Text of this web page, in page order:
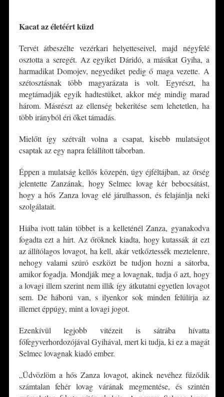
Kacat az életéért küzd
Tervét átbeszélte vezérkari helyetteseivel, majd négyfelé
osztotta a seregét. Az egyiket Dáridó, a másikat Gyiha, a
harmadikat Domojev, negyediket pedig ő maga vezette. A
szétosztásnak több magyarázata is volt. Egyrészt, ha
megtámadják egyik hadtestüket, akkor még mindig marad
három. Másrészt az ellenség bekerítése sem lehetetlen, ha
több irányból éri őket támadás.
Mielőtt így szétvált volna a csapat, kisebb mulatságot
csaptak az egy napra felállított táborban.
Éppen a mulatság kellős közepén, úgy éjféltájban, az őrség
jelentette Zanzának, hogy Selmec lovag kér bebocsátást,
hogy a hős Zanza lovag elé járulhasson, és felajánlja neki
szolgálatait.
Hiába ivott talán többet is a kelleténél Zanza, gyanakodva
fogadta ezt a hírt. Az őröknek kiadta, hogy kutassák át ezt
az állítólagos lovagot, ha kell, akár vetkőztessék meztelenre,
nehogy valami szúró eszközt be tudjon hozni a sátorba,
amikor fogadja. Mondják meg a lovagnak, tudja ő azt, hogy
a lovagi illem szerint nem illik így átkutatni egyetlen lovagot
sem. De háború van, s ilyenkor sok minden felülírja az
illemet éppúgy, mint a lovagi jogot.
Ezenkívül legjobb vitézeit is sátrába hívatta
főfegyverhordozójával Gyihával, mert ki tudja, ki ez a magát
Selmec lovagnak kiadó ember.
„Üdvözlöm a hős Zanza lovagot, akinek nevéhez fűződik
számtalan fehér lovag várának megmentése, és szintén